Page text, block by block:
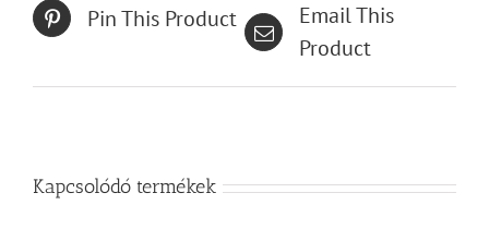
Pin This Product
Email This
Product
Kapcsolódó termékek